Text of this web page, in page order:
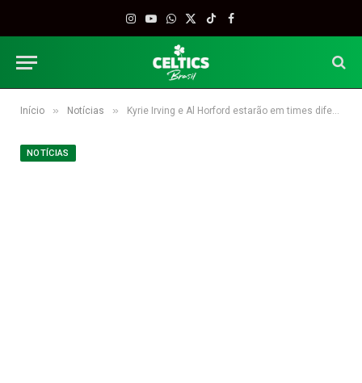
Instagram
YouTube
WhatsApp
X
TikTokFacebook
Início » Notícias » Kyrie Irving e Al Horford estarão em times diferentes no 2018 NBA All-Star Game
NOTÍCIAS